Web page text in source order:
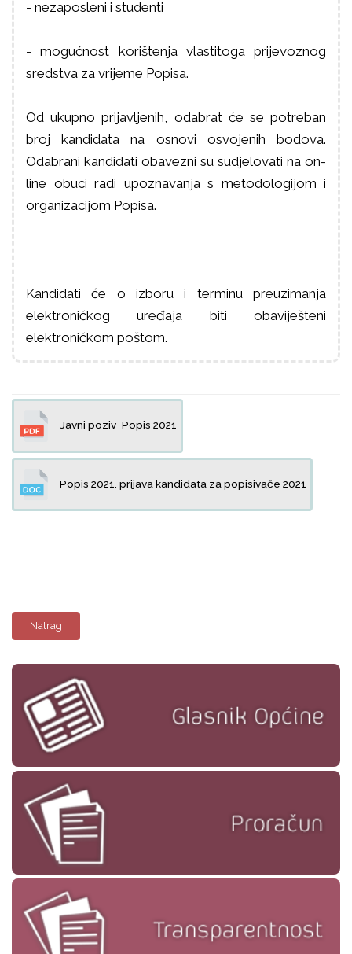
- nezaposleni i studenti
- mogućnost korištenja vlastitoga prijevoznog
sredstva za vrijeme Popisa.
Od ukupno prijavljenih, odabrat će se potreban
broj kandidata na osnovi osvojenih bodova.
Odabrani kandidati obavezni su sudjelovati na on-
line obuci radi upoznavanja s metodologijom i
organizacijom Popisa.
Kandidati će o izboru i terminu preuzimanja
elektroničkog uređaja biti obaviješteni
elektroničkom poštom.
Javni poziv_Popis 2021
Popis 2021. prijava kandidata za popisivače 2021
Natrag